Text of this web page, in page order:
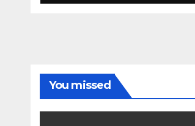
You missed